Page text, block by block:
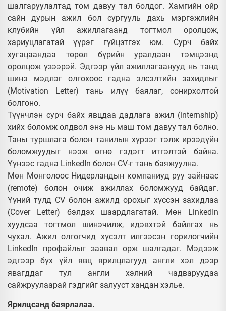
шалгаруулалтад том давуу тал болдог. Хамгийн ойр
сайн дурын ажил бол сургууль дахь мэргэжлийн
клубийн үйл ажиллагаанд тогтмол оролцож,
хариуцлагатай үүрэг гүйцэтгэх юм. Сурч байх
хугацаандаа төрөл бүрийн уралдаан тэмцээнд
оролцож үзээрэй. Эдгээр үйл ажиллагаанууд нь танд
шинэ мэдлэг олгохоос гадна элсэлтийн захидлыг
(Motivation Letter) тань илүү баялаг, сонирхолтой
болгоно.
Түүнчлэн сурч байх явцдаа дадлага ажил (internship)
хийх боломж олдвол энэ нь маш том давуу тал болно.
Таны туршлага болон танилын хүрээг тэлж ирээдүйн
боломжуудыг нээж өгнө гэдэгт итгэлтэй байна.
Үүнээс гадна LinkedIn болон CV-г тань баяжуулна.
Мөн Монголоос Нидерландын компаниуд руу зайнаас
(remote) болон очиж ажиллах боломжууд байдаг.
Үүний тулд CV болон ажилд орохыг хүссэн захидлаа
(Cover Letter) бэлдэх шаардлагатай. Мөн LinkedIn
хуудсаа тогтмол шинэчилж, идэвхтэй байлгах нь
чухал. Ажил олгогчид хүсэлт илгээсэн горилогчийн
LinkedIn профайлыг заавал орж шалгадаг. Мэдээж
эдгээр бүх үйл явц ярилцлагууд англи хэл дээр
явагддаг тул англи хэлний чадваруудаа
сайжруулаарай гэдгийг залууст хандан хэлье.
Ярилцсанд баярлалаа.